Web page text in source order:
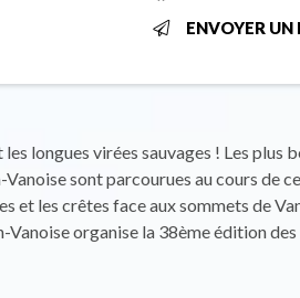
ENVOYER UN
longues virées sauvages ! Les plus
sont parcourues au cours de
et les crêtes face aux sommets de
Vanoise organise la 38ème édition